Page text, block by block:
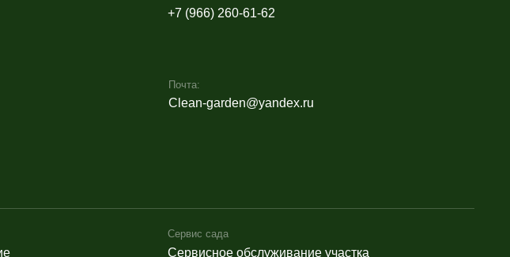
Новогоднее оформление
Новогоднее оформление фасадов домов
Стрижка газона на участках
Лечение и подкормка сада
Подготовка сада к зиме